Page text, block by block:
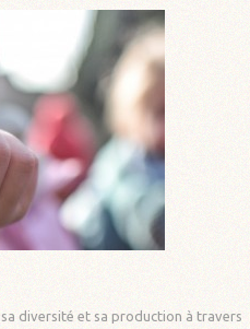
diversité et sa production à travers